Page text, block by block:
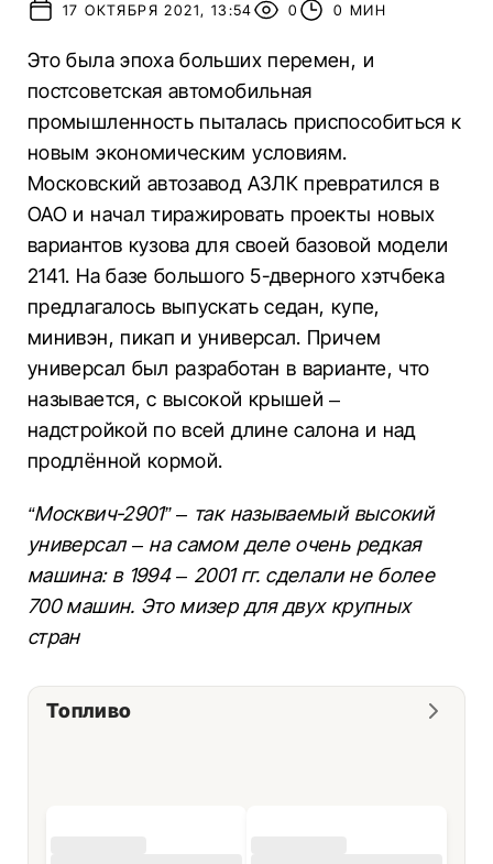
17 ОКТЯБРЯ 2021, 13:54 0 0 МИН
Это была эпоха больших перемен, и
постсоветская автомобильная
промышленность пыталась приспособиться к
новым экономическим условиям.
Московский автозавод АЗЛК превратился в
ОАО и начал тиражировать проекты новых
вариантов кузова для своей базовой модели
2141. На базе большого 5-дверного хэтчбека
предлагалось выпускать седан, купе,
минивэн, пикап и универсал. Причем
универсал был разработан в варианте, что
называется, с высокой крышей –
надстройкой по всей длине салона и над
продлённой кормой.
“Москвич-2901” – так называемый высокий
универсал – на самом деле очень редкая
машина: в 1994 – 2001 гг. сделали не более
700 машин. Это мизер для двух крупных
стран
Топливо